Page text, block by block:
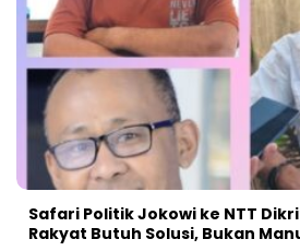
Safari Politik Jokowi ke NTT
Rakyat Butuh Solusi, Bukan